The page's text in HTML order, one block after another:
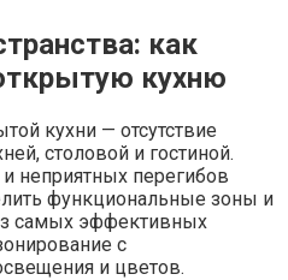
как
кухню
кухни — отсутствие
столовой и гостиной.
неприятных перегибов
функциональные зоны и
самых эффективных
с
и цветов.